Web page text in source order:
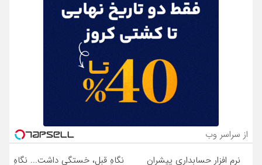
از سراسر وب
نرم افزار حسابداری پیشران
نگاهِ قبل، خستگی داشت... نگاهِ